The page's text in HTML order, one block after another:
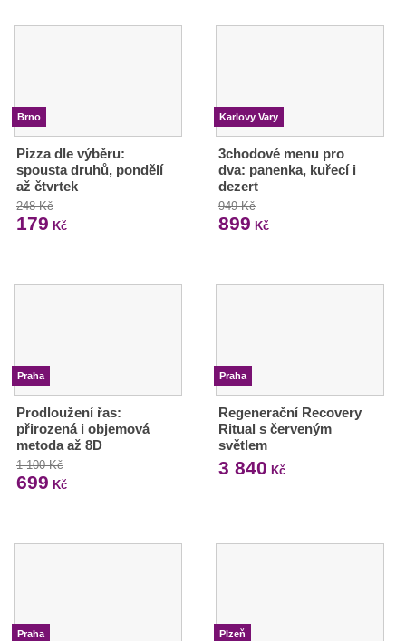
Brno
Pizza dle výběru:
spousta druhů, pondělí
až čtvrtek
248 Kč
179 Kč
Karlovy Vary
3chodové menu pro
dva: panenka, kuřecí i
dezert
949 Kč
899 Kč
Praha
Prodloužení řas:
přirozená i objemová
metoda až 8D
1 100 Kč
699 Kč
Praha
Regenerační Recovery
Ritual s červeným
světlem
3 840 Kč
Praha Plzeň